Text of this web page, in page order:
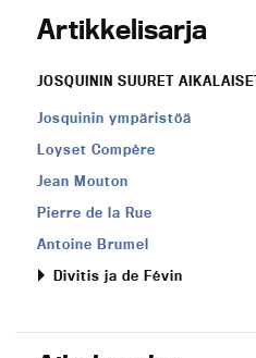
Artikkelisarja
JOSQUININ SUURET
Josquinin ympäristöä
Loyset Compère
Jean Mouton
Pierre de la Rue
Antoine Brumel
Divitis ja de Févin